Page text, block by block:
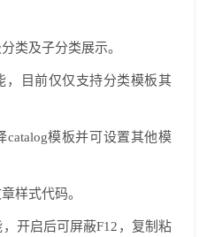
类及子分类展示。
，目前仅仅支持分类模板其
模板并可设置其他模
样式代码。
开启后可屏蔽F12，复制粘